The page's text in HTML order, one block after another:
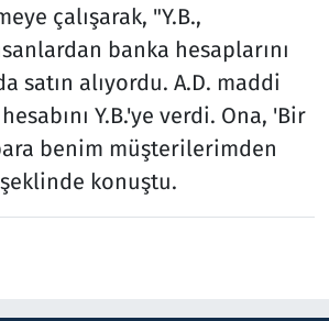
çalışarak, "Y.B.,
banka hesaplarını
satın alıyordu. A.D. maddi
hesabını Y.B.'ye verdi. Ona, 'Bir
benim müşterilerimden
konuştu.